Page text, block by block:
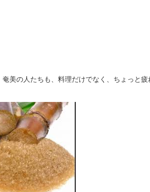
美の人たちも、料理だけでなく、ちょっと疲